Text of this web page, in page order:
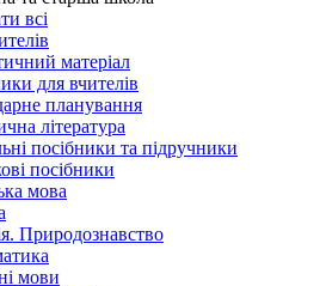
всі
матеріал
для вчителів
планування
література
посібники та підручники
посібники
мова
Природознавство
мови